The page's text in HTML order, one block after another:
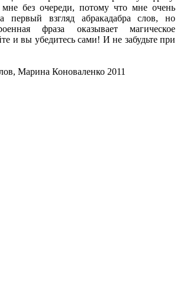
без очереди, потому что мне очень
взгляд абракадабра слов, но
фраза оказывает магическое
и вы убедитесь сами! И не забудьте при
Марина Коноваленко 2011